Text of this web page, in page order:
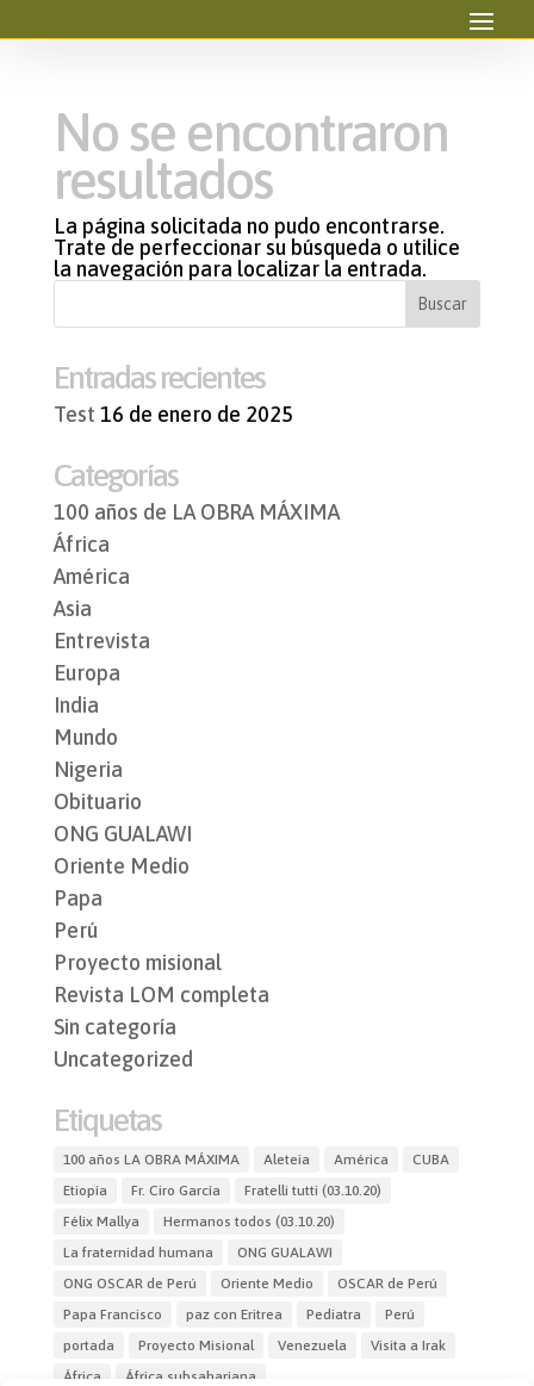
No se encontraron
resultados
La página solicitada no pudo encontrarse.
Trate de perfeccionar su búsqueda o utilice
la navegación para localizar la entrada.
Entradas recientes
Test 16 de enero de 2025
Categorías
100 años de LA OBRA MÁXIMA
África
América
Asia
Entrevista
Europa
India
Mundo
Nigeria
Obituario
ONG GUALAWI
Oriente Medio
Papa
Perú
Proyecto misional
Revista LOM completa
Sin categoría
Uncategorized
Etiquetas
100 años LA OBRA MÁXIMA Aleteia América
CUBA
Etiopía
Fr. Ciro García
Fratelli tutti (03.10.20)
Félix Mallya
Hermanos todos (03.10.20)
La fraternidad humana
ONG GUALAWI
ONG OSCAR de Perú
Oriente Medio
OSCAR de Perú
Papa Francisco
paz con Eritrea Pediatra
Perú
portada
Proyecto Misional Venezuela
Visita a Irak
África
África subsahariana